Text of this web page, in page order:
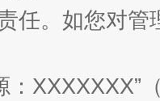
任。如您对
：